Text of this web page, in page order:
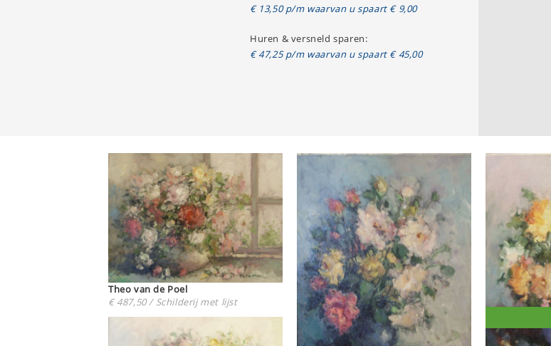
€ 13,50 p/m waarvan u spaart € 9,00
Huren & versneld sparen:
€ 47,25 p/m waarvan u spaart € 45,00
Theo van de Poel
€ 487,50 / Schilderij met lijst